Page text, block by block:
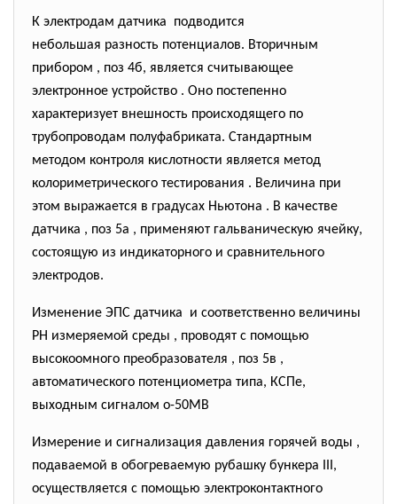
К электродам датчика подводится
небольшая разность потенциалов. Вторичным
прибором , поз 4б, является считывающее
электронное устройство . Оно постепенно
характеризует внешность происходящего по
трубопроводам полуфабриката. Стандартным
методом контроля кислотности является метод
колориметрического тестирования . Величина при
этом выражается в градусах Ньютона . В качестве
датчика , поз 5а , применяют гальваническую ячейку,
состоящую из индикаторного и сравнительного
электродов.
Изменение ЭПС датчика и соответственно величины
РН измеряемой среды , проводят с помощью
высокоомного преобразователя , поз 5в ,
автоматического потенциометра типа, КСПе,
выходным сигналом о-50МВ
Измерение и сигнализация давления горячей воды ,
подаваемой в обогреваемую рубашку бункера III,
осуществляется с помощью электроконтактного